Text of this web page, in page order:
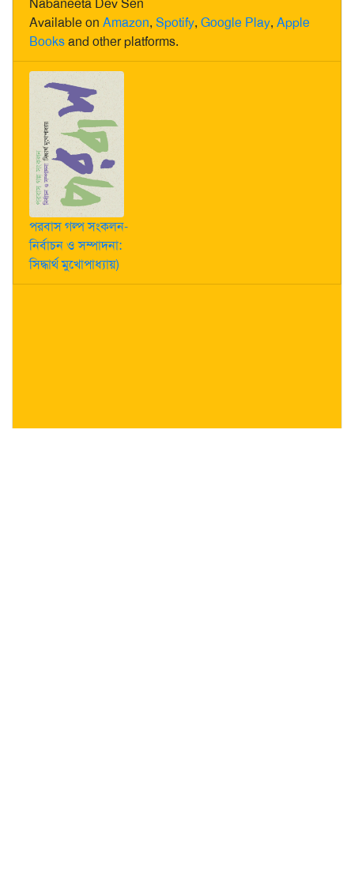
Available on Amazon, Spotify, Google Play, Apple
Booksand other platforms.
পরবাস গল্প সংকলন-
নির্বাচন ও সম্পাদনা:
সিদ্ধার্থ মুখোপাধ্যায়)